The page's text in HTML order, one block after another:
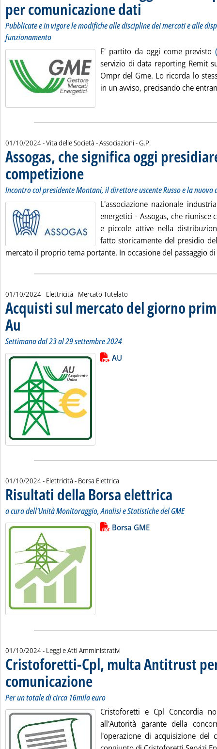
per comunicazione dati. Sottotitolo: Pubblicate e in
. Pubblicata martedì 01 ottobre
Pubblicate e in vigore le modifiche alle discipline dei mercati e alle
funzionamento
E' partito da oggi come previsto
servizio di data reporting Remit
Ompr del Gme. Lo ricorda lo
in un avviso, precisando che
01/10/2024- Vita delle Società - Associazioni -di:
G.P.
Assogas, che significa oggi
competizione . Sottotitolo: Incontro col presidente Montani, il direttore
. Pubblicata martedì 01 ottobre 2024 alle 9.48.
Incontro col presidente Montani, il direttore uscente Russo e la nuova
L'associazione nazionale
energetici - Assogas, che riunisce
e piccole attive nella
fatto storicamente del presidio
mercato il proprio tema portante. In occasione del passaggio di
01/10/2024- Elettricità - Mercato Tutelato
Acquisti sul mercato del giorno
Au . Sottotitolo: Settimana dal 23 al 29 settembre 2024
. Pubblicata martedì 01 ottobre 2024 alle 9.46.
Settimana dal 23 al 29 settembre 2024
Leggi tutta la notizia: 'Acquisti
Lista allegati PDF alla notizia
AU
01/10/2024- Elettricità - Borsa Elettrica
Risultati della Borsa elettrica
a cura dell'Unità Monitoraggio, Analisi e Statistiche del GME
Leggi tutta la notizia: 'Risultati
Lista allegati PDF alla notizia
Borsa GME
01/10/2024- Leggi e Atti Amministrativi
Cristoforetti-Cpl, multa Antitrust
comunicazione
Per un totale di circa 16mila euro
Cristoforetti e Cpl Concordia
all'Autorità garante della
l'operazione di acquisizione del